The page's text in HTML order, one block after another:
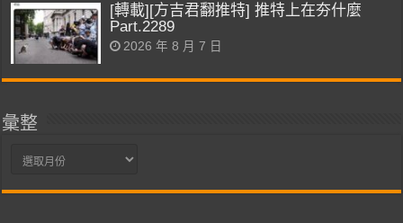
[轉載][方吉君翻推特] 推特上在夯什麼
Part.2289
2026 年 8 月 7 日
彙整
彙